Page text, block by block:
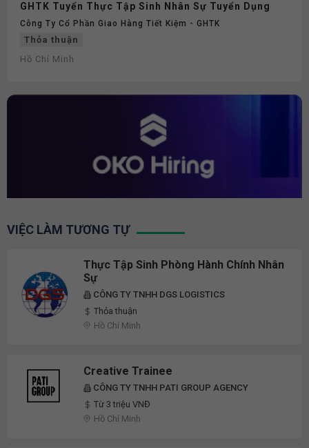
GHTK Tuyển Thực Tập Sinh Nhân Sự Tuyển Dụng
Công Ty Cổ Phần Giao Hàng Tiết Kiệm - GHTK
Thỏa thuận
Hồ Chí Minh
VIỆC LÀM TƯƠNG TỰ
Thực Tập Sinh Phòng Hành Chính Nhân
Sự
CÔNG TY TNHH DGS LOGISTICS
Thỏa thuận
Hồ Chí Minh
Creative Trainee
CÔNG TY TNHH PATI GROUP AGENCY
Từ 3 triệu VNĐ
Hồ Chí Minh